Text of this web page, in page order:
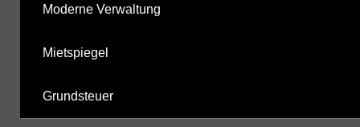
Moderne Verwaltung
Mietspiegel
Grundsteuer